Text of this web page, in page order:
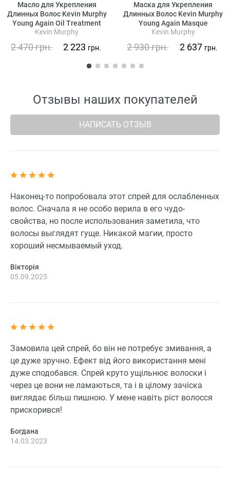
Масло для Укрепления
Длинных Волос Kevin Murphy
Young Again Oil Treatment
Kevin Murphy
2 470грн. 2 223 грн.
Маска для Укрепления
Длинных Волос Kevin Murphy
Young Again Masque
Kevin Murphy
2 930грн. 2 637 грн.
Отзывы наших покупателей
НАПИСАТЬ ОТЗЫВ
Наконец-то попробовала этот спрей для ослабленных
волос. Сначала я не особо верила в его чудо-
свойства, но после использования заметила, что
волосы выглядят гуще. Никакой магии, просто
хороший несмываемый уход.
Вікторія
05.09.2025
Замовила цей спрей, бо він не потребує змивання, а
це дуже зручно. Ефект від його використання мені
дуже сподобався. Спрей круто ущільнює волоски і
через це вони не ламаються, та і в цілому зачіска
виглядає більш пишною. У мене навіть ріст волосся
прискорився!
Богдана
14.03.2023